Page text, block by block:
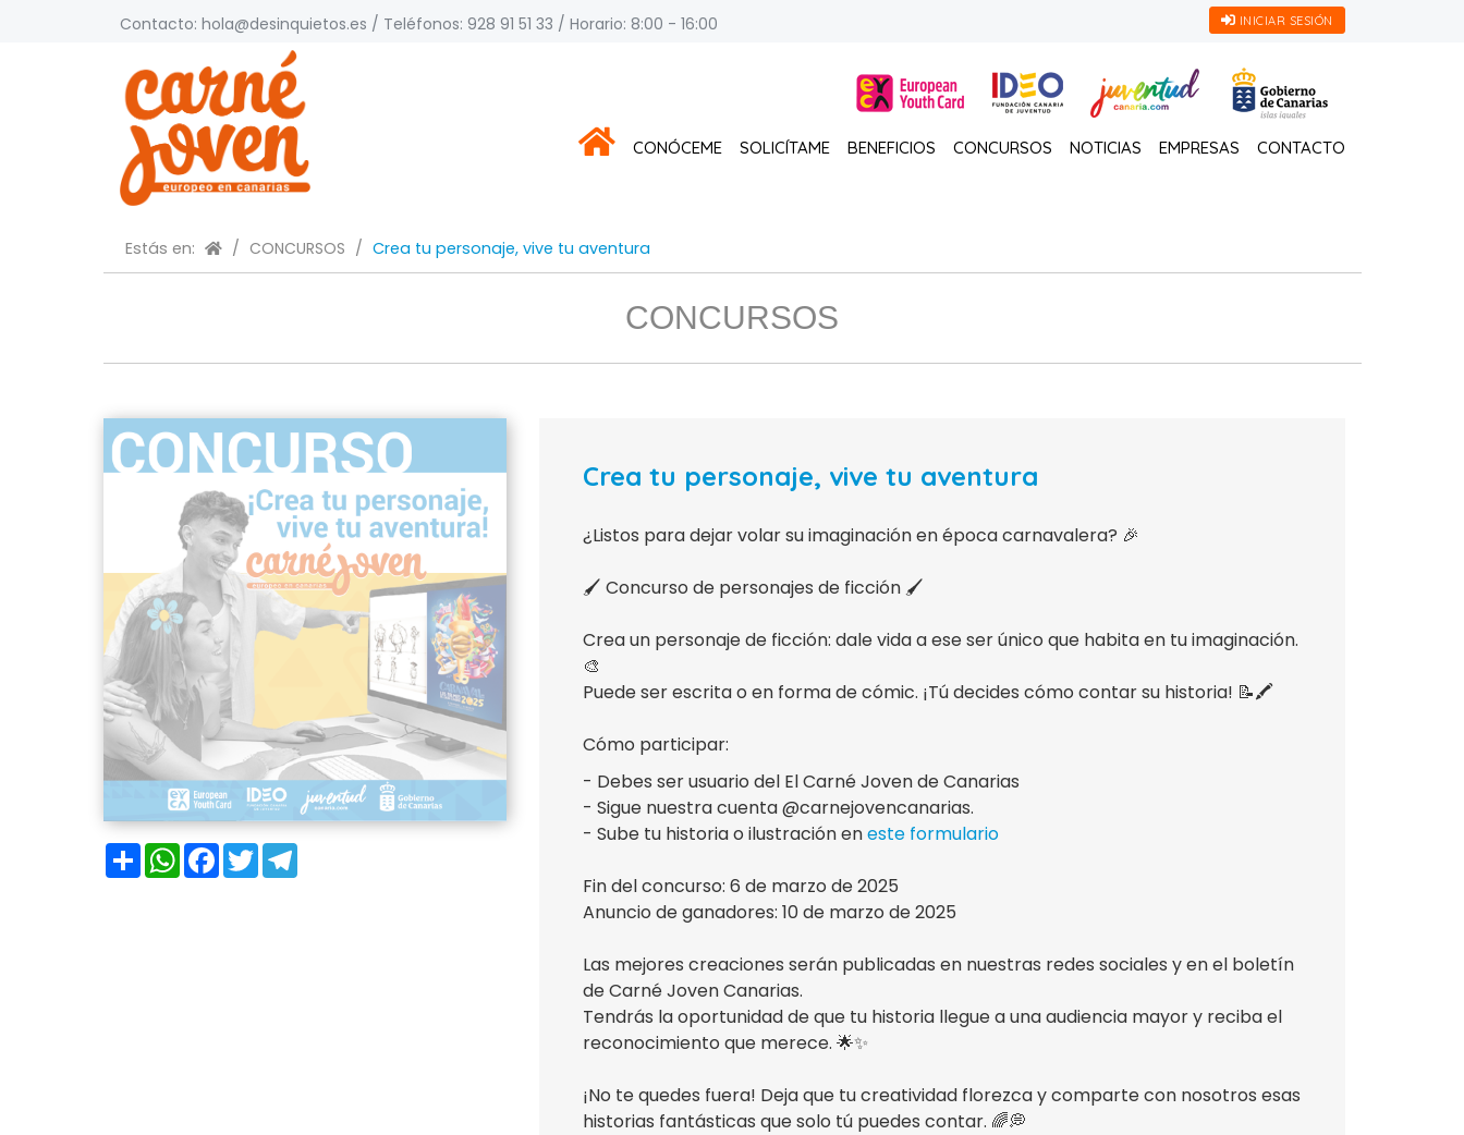
Contacto: hola@desinquietos.es / Teléfonos: 928 91 51 33 / Horario: 8:00 - 16:00 INICIAR SESIÓN
CONÓCEME SOLICÍTAME BENEFICIOS CONCURSOS NOTICIAS EMPRESAS CONTACTO
Estás en: / CONCURSOS / Crea tu personaje, vive tu aventura
CONCURSOS
CompartirWhatsAppFacebook
Twitter
Crea tu personaje, vive tu aventura
¿Listos para dejar volar su imaginación en época carnavalera? 🎉
🖌️ Concurso de personajes de ficción 🖌️
Crea un personaje de ficción: dale vida a ese ser único que habita en tu imaginación.
🎨
Puede ser escrita o en forma de cómic. ¡Tú decides cómo contar su historia! 📝🖍️
Cómo participar:
- Debes ser usuario del El Carné Joven de Canarias
- Sigue nuestra cuenta @carnejovencanarias.
- Sube tu historia o ilustración eneste formulario
Fin del concurso: 6 de marzo de 2025
Anuncio de ganadores: 10 de marzo de 2025
Las mejores creaciones serán publicadas en nuestras redes sociales y en el boletín
de Carné Joven Canarias.
Tendrás la oportunidad de que tu historia llegue a una audiencia mayor y reciba el
reconocimiento que merece. 🌟✨
¡No te quedes fuera! Deja que tu creatividad florezca y comparte con nosotros esas
historias fantásticas que solo tú puedes contar. 🌈💭